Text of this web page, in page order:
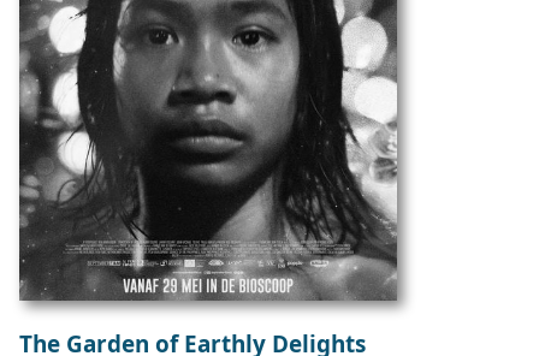
The Garden of Earthly Delights